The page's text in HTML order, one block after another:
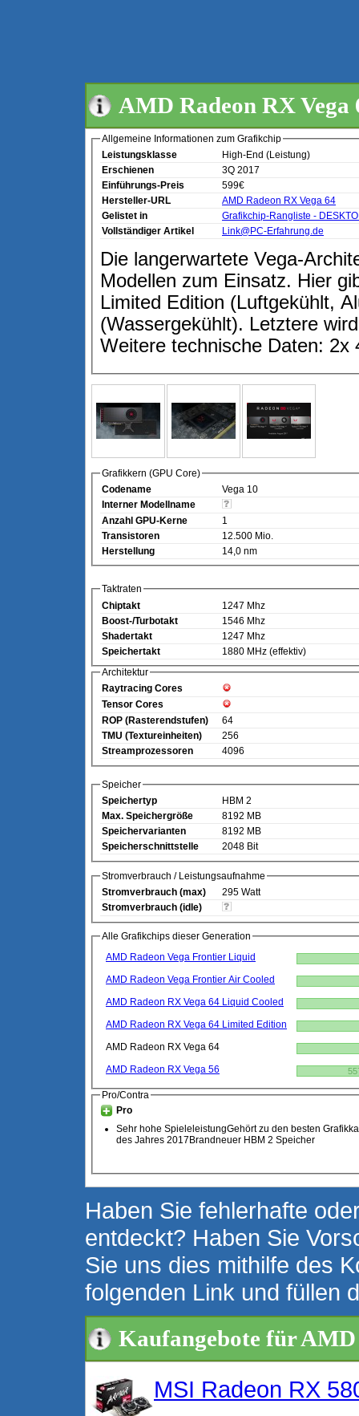
AMD Radeon RX Vega
Allgemeine Informationen zum Grafikchip
Leistungsklasse
High-End (Leistung)
Erschienen
3Q 2017
Einführungs-Preis
599€
Hersteller-URL
AMD Radeon RX Vega 64
Gelistet in
Grafikchip-Rangliste -
Vollständiger Artikel
Link@PC-Erfahrung.de
Die langerwartete Vega-
Modellen zum Einsatz. Hier
Limited Edition (Luftgekühlt,
(Wassergekühlt). Letztere
Weitere technische Daten: 2x
Grafikkern (GPU Core)
Codename
Vega 10
Interner Modellname
Anzahl GPU-Kerne
1
Transistoren
12.500 Mio.
Herstellung
14,0 nm
Taktraten
Chiptakt
1247 Mhz
Boost-/Turbotakt
1546 Mhz
Shadertakt
1247 Mhz
Speichertakt
1880 MHz (effektiv)
Architektur
Raytracing Cores
Tensor Cores
ROP (Rasterendstufen)
64
TMU (Textureinheiten)
256
Streamprozessoren
4096
Speicher
Speichertyp
HBM 2
Max. Speichergröße
8192 MB
Speichervarianten
8192 MB
Speicherschnittstelle
2048 Bit
Stromverbrauch / Leistungsaufnahme
Stromverbrauch (max)
295 Watt
Stromverbrauch (idle)
Alle Grafikchips dieser Generation
AMD Radeon Vega Frontier Liquid
AMD Radeon Vega Frontier Air Cooled
AMD Radeon RX Vega 64 Liquid Cooled
AMD Radeon RX Vega 64 Limited Edition
AMD Radeon RX Vega 64
AMD Radeon RX Vega 56
Pro/Contra
Pro
Sehr hohe SpieleleistungGehört zu den besten
des Jahres 2017Brandneuer HBM 2 Speicher
Haben Sie fehlerhafte
entdeckt? Haben Sie
Sie uns dies mithilfe des
folgenden Link und füllen
Kaufangebote für AMD
MSI Radeon RX